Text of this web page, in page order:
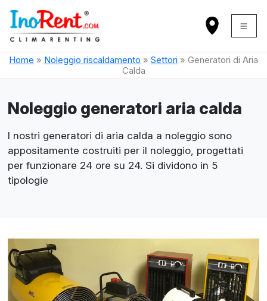
Home » Noleggio riscaldamento » Settori » Generatori di Aria
Calda
Noleggio generatori aria calda
I nostri generatori di aria calda a noleggio sono
appositamente costruiti per il noleggio, progettati
per funzionare 24 ore su 24. Si dividono in 5
tipologie